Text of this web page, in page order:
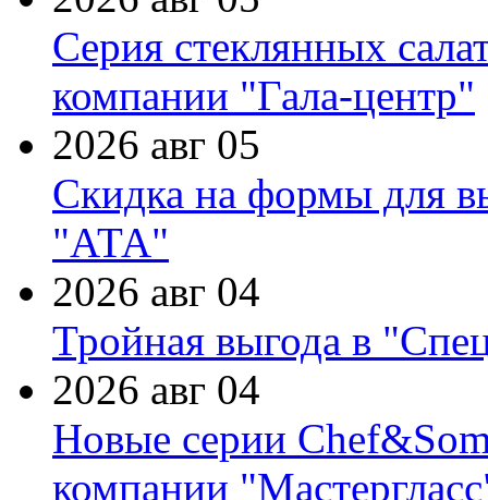
Серия стеклянных
компании "Гала-центр"
2026 авг 05
Скидка на формы для
"АТА"
2026 авг 04
Тройная выгода в
2026 авг 04
Новые серии
компании